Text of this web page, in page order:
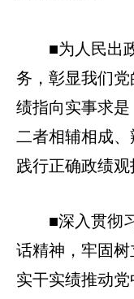
■为人民出
务，彰显我们
绩指向实事求是
二者相辅相成
践行正确政绩观
■深入贯彻
话精神，牢固
实干实绩推动